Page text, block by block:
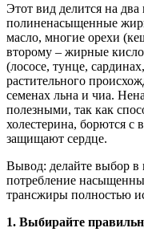
Этот вид делится на
полиненасыщенные
масло, многие орехи
второму – жирные
(лососе, тунце,
растительного
семенах льна и чиа.
полезными, так как
холестерина, борются с
защищают сердце.
Вывод: делайте выбор
потребление
трансжиры полностью
1. Выбирайте